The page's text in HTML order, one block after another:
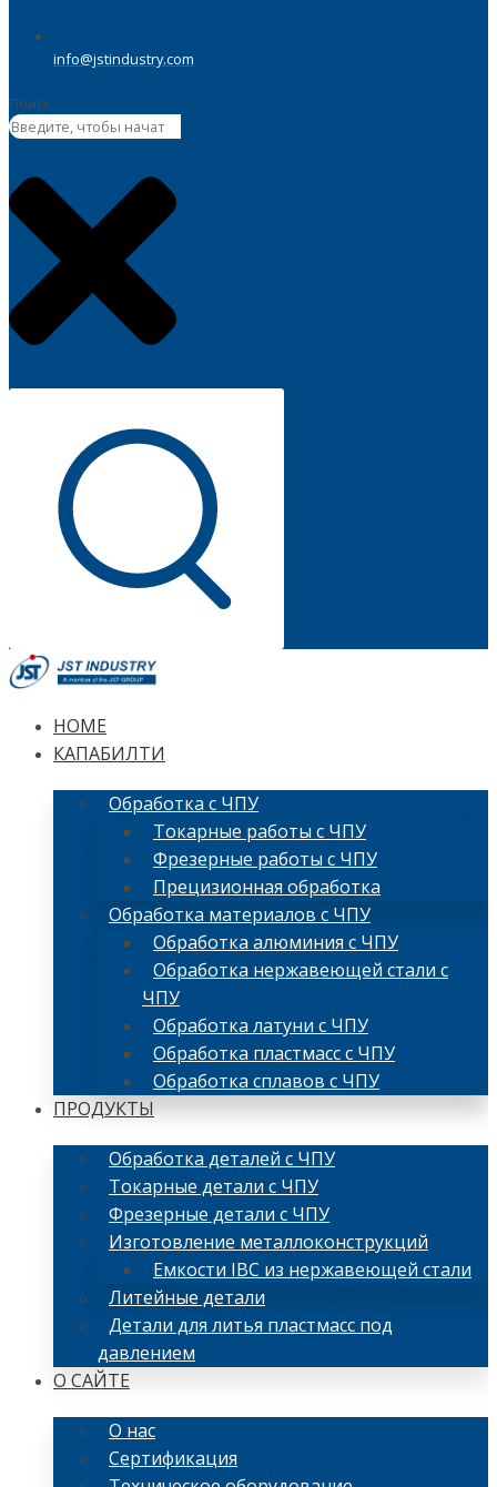
info@jstindustry.com
Поиск
HOME
КАПАБИЛТИ
Обработка с ЧПУ
Токарные работы с ЧПУ
Фрезерные работы с ЧПУ
Прецизионная обработка
Обработка материалов с ЧПУ
Обработка алюминия с ЧПУ
Обработка нержавеющей стали с
ЧПУ
Обработка латуни с ЧПУ
Обработка пластмасс с ЧПУ
Обработка сплавов с ЧПУ
ПРОДУКТЫ
Обработка деталей с ЧПУ
Токарные детали с ЧПУ
Фрезерные детали с ЧПУ
Изготовление металлоконструкций
Емкости IBC из нержавеющей стали
Литейные детали
Детали для литья пластмасс под
давлением
О САЙТЕ
О нас
Сертификация